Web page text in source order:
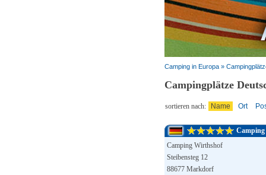
Camping in Europa »
Campingplätze
sortieren nach: Name Ort
Camping Wirthshof
Steibensteg 12
88677 Markdorf